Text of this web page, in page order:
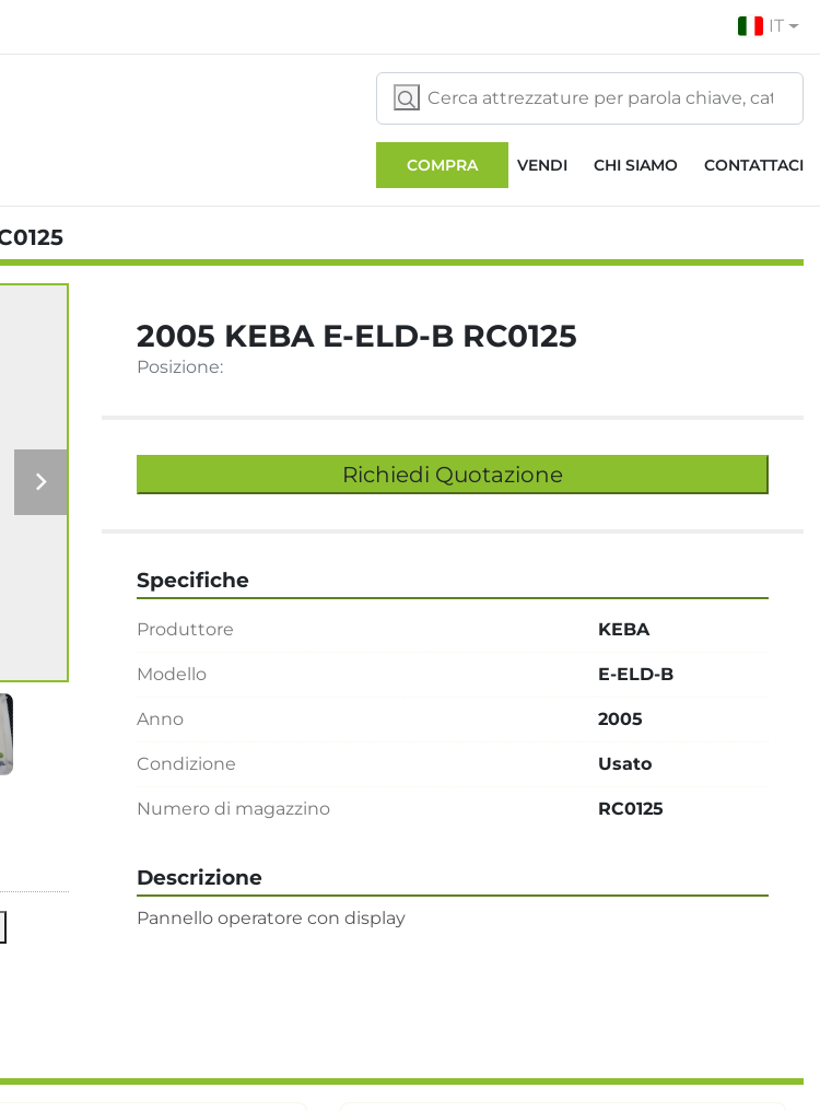
IT
COMPRA VENDI CHI SIAMO CONTATTACI
2005 KEBA E-ELD-B RC0125
Posizione:
Richiedi Quotazione
Descrizione
Pannello operatore con display
Specifiche
Produttore KEBA
Modello E-ELD-B
Anno 2005
Condizione Usato
Numero di magazzino RC0125